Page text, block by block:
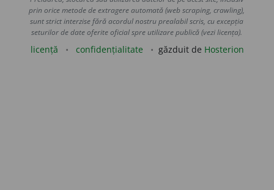
prin orice metode de extragere automată (web scraping, crawling),
sunt strict interzise fără acordul nostru prealabil scris, cu excepția
seturilor de date oferite oficial spre utilizare publică (vezi licența).
licență confidențialitate găzduit de Hosterion